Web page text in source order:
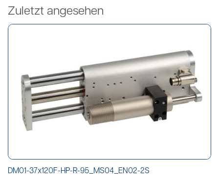
Zuletzt angesehen
DM01-37x120F-HP-R-95_MS04_EN02-2S